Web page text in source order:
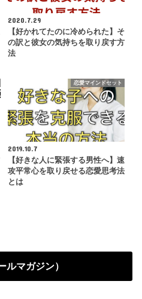
2020.7.29
【好かれてたのに冷められた】そ
の訳と彼女の気持ちを取り戻す方
法
恋愛マインドセット
2019.10.7
【好きな人に緊張する男性へ】速
攻平常心を取り戻せる恋愛思考法
とは
ルマガジン）